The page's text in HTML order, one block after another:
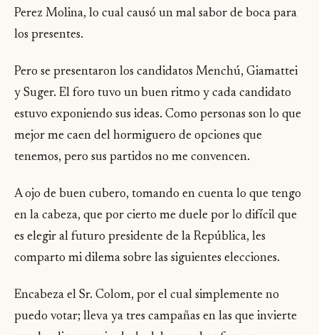
Perez Molina, lo cual causó un mal sabor de boca para
los presentes.
Pero se presentaron los candidatos Menchú, Giamattei
y Suger. El foro tuvo un buen ritmo y cada candidato
estuvo exponiendo sus ideas. Como personas son lo que
mejor me caen del hormiguero de opciones que
tenemos, pero sus partidos no me convencen.
A ojo de buen cubero, tomando en cuenta lo que tengo
en la cabeza, que por cierto me duele por lo difícil que
es elegir al futuro presidente de la República, les
comparto mi dilema sobre las siguientes elecciones.
Encabeza el Sr. Colom, por el cual simplemente no
puedo votar; lleva ya tres campañas en las que invierte